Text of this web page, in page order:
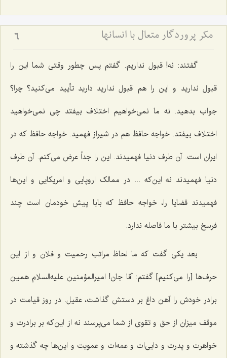
مکر پروردگار متعال با انسانها 6
گفتند: نه! قبول نداریم. گفتم پس چطور وقتی شما این را
قبول ندارید و این را هم قبول ندارید دارید تأیید می‌کنید؟ چرا؟
جواب بدهید. نه ما نمی‌خواهیم اختلاف بیفتد چی نمی‌خواهید
اختلاف بیفتد. خواجه حافظ هم در شیراز فهمید. خواجه حافظ که در
ایران است. آن طرف دنیا فهمیدند. این را جداً عرض می‌کنم. آن طرف
دنیا فهمیدند نه این‌که ... در ممالک اروپایی و امریکایی و این‌ها
فهمیدند قضایا را، خواجه حافظ که بابا پیش خودمان است چند
فرسخ بیشتر با ما فاصله ندارد.
بعد یکی گفت که ما لحاظ مراتب رحمیت و فلان و از این
حرف‌ها [را می‌کنیم‌] گفتم: آقا جان! امیرالمؤمنین علیه‌السلام همین
برادر خودش را آهن داغ بر دستش گذاشت، عقیل. در روز قیامت در
موقف میزان از حق و تقوی از شما می‌پرسند نه از این‌که بر برادرت و
خواهرت و پدرت و دایی‌ات و عمه‌ات و عمویت و این‌ها چه گذشته و